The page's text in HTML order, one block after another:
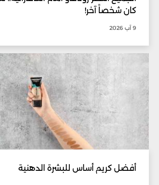
كان شخصاً آخر!
9 آب 2026
أفضل كريم أساس للبشرة الدهنية